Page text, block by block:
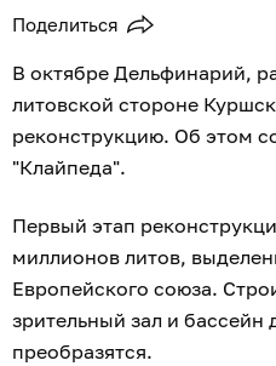
Поделиться
В октябре Дельфинарий,
литовской стороне
реконструкцию. Об этом
"Клайпеда".
Первый этап
миллионов литов,
Европейского союза.
зрительный зал и бассейн
преобразятся.